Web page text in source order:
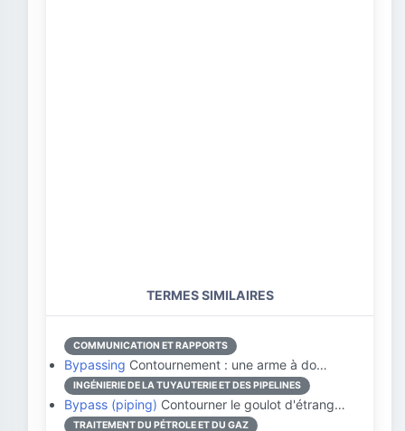
TERMES SIMILAIRES
COMMUNICATION ET RAPPORTS
Bypassing Contournement : une arme à do…
INGÉNIERIE DE LA TUYAUTERIE ET DES PIPELINES
Bypass (piping) Contourner le goulot d'étrang…
TRAITEMENT DU PÉTROLE ET DU GAZ